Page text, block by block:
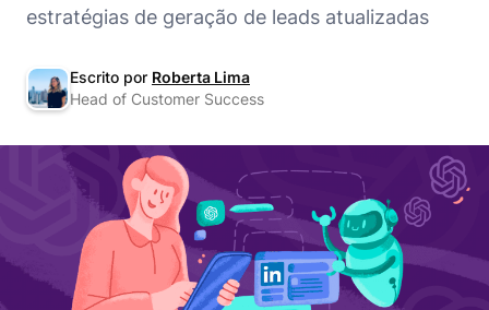
estratégias de geração de leads atualizadas
Escrito por Roberta Lima
Head of Customer Success